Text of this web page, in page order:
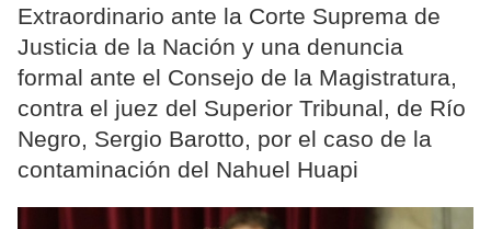
Extraordinario ante la Corte Suprema de
Justicia de la Nación y una denuncia
formal ante el Consejo de la Magistratura,
contra el juez del Superior Tribunal, de Río
Negro, Sergio Barotto, por el caso de la
contaminación del Nahuel Huapi